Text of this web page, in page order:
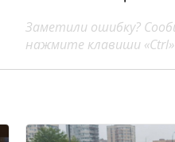
Заметили ошибку?
нажмите клавиши «Ctrl»